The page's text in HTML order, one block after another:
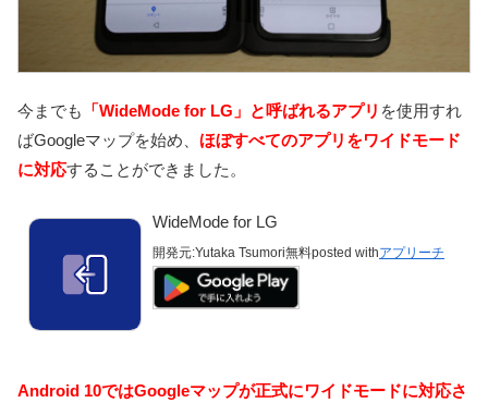
今までも 「WideMode for LG」と呼ばれるアプリ を使用すれ
ばGoogleマップを始め、 ほぼすべてのアプリをワイドモード
に対応することができました。
WideMode for LG
開発元:Yutaka Tsumori無料posted withアプリーチ
Android 10ではGoogleマップが正式にワイドモードに対応さ